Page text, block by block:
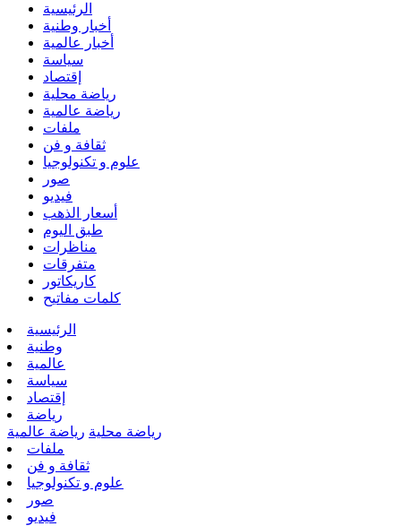
الرئيسية
أخبار وطنية
أخبار عالمية
سياسة
إقتصاد
رياضة محلية
رياضة عالمية
ملفات
ثقافة و فن
علوم و تكنولوجيا
صور
فيديو
أسعار الذهب
طبق اليوم
مناظرات
متفرقات
كاريكاتور
كلمات مفاتيح
الرئيسية
وطنية
عالمية
سياسة
إقتصاد
رياضة
رياضة محلية رياضة عالمية
ملفات
ثقافة و فن
علوم و تكنولوجيا
صور
فيديو